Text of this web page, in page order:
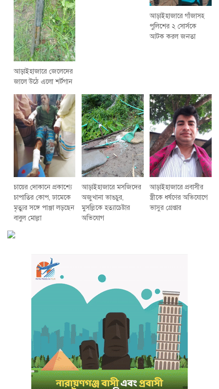
আড়াইহাজারে জেলেদের
জালে উঠে এলো শর্টগান
আড়াইহাজারে গাঁজাসহ
পুলিশের ২ সোর্সকে
আটক করল জনতা
চায়ের দোকানে প্রকাশ্যে
চাপাতির কোপ, ঢামেকে
মৃত্যুর সঙ্গে পাঞ্জা লড়ছেন
বাবুল মোল্লা
আড়াইহাজারে মস‌জি‌দের
অজুখানা ভাঙচুর,
মুসল্লিকে হত্যাচেষ্টার
অভিযোগ
আড়াইহাজারে প্রবাসীর
স্ত্রীকে ধর্ষণের অভিযোগে
ভাসুর গ্রেপ্তার